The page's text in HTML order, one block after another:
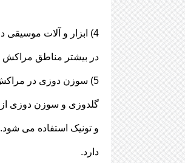
4) ابزار و آلات موسیقی در مراکش
در بیشتر مناطق مراکش
5) سوزن دوزی در مراکش
گلدوزی و سوزن دوزی از
و تونیک استفاده می
دارد.